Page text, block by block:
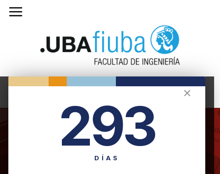
✕
293
DÍAS